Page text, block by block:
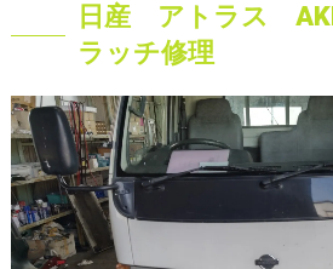
日産 アトラス
ラッチ修理